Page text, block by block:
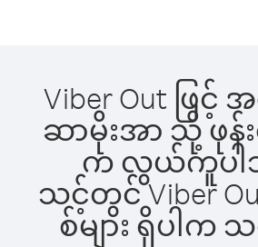
Viber Out ဖြင့်
ဆာမိုးအာ သို့ ဖုန်း
က လွယ်ကူပါ
သင့်တွင် Viber
စ်များ ရှိပါက